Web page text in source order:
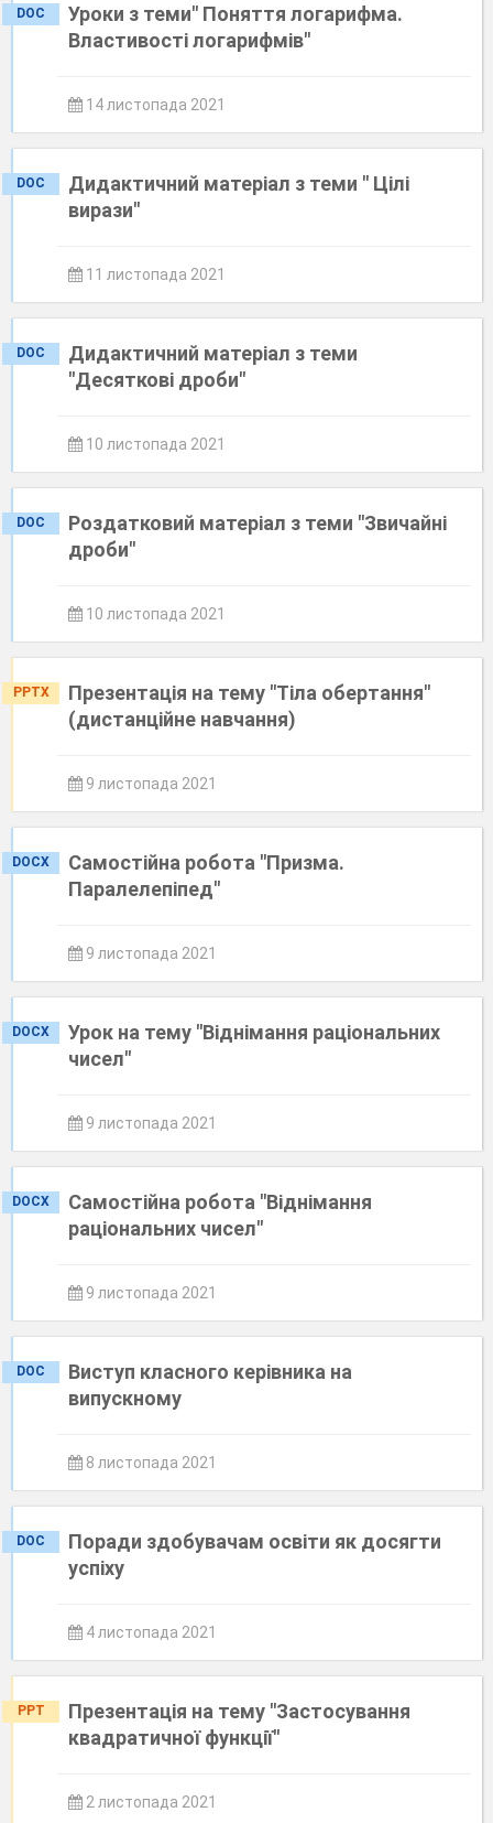
DOC
Уроки з теми" Поняття логарифма.
Властивості логарифмів"
14 листопада 2021
DOC
Дидактичний матеріал з теми " Цілі
вирази"
11 листопада 2021
DOC
Дидактичний матеріал з теми
"Десяткові дроби"
10 листопада 2021
DOC
Роздатковий матеріал з теми "Звичайні
дроби"
10 листопада 2021
PPTX
Презентація на тему "Тіла обертання"
(дистанційне навчання)
9 листопада 2021
DOCX
Самостійна робота "Призма.
Паралелепіпед"
9 листопада 2021
DOCX
Урок на тему "Віднімання раціональних
чисел"
9 листопада 2021
DOCX
Самостійна робота "Віднімання
раціональних чисел"
9 листопада 2021
DOC
Виступ класного керівника на
випускному
8 листопада 2021
DOC
Поради здобувачам освіти як досягти
успіху
4 листопада 2021
PPT
Презентація на тему "Застосування
квадратичної функції"
2 листопада 2021